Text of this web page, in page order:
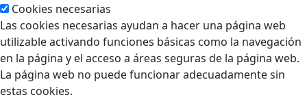
Cookies necesarias
Las cookies necesarias ayudan a hacer una página web
utilizable activando funciones básicas como la navegación
en la página y el acceso a áreas seguras de la página web.
La página web no puede funcionar adecuadamente sin
estas cookies.